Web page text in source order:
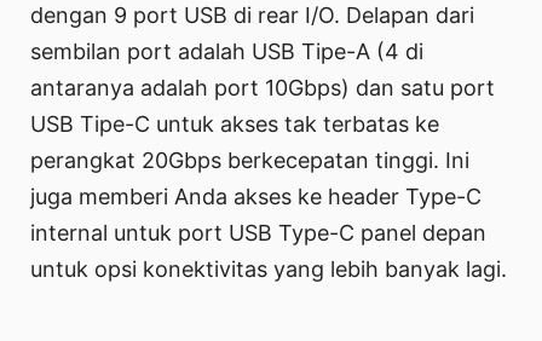
dengan 9 port USB di rear I/O. Delapan dari
sembilan port adalah USB Tipe-A (4 di
antaranya adalah port 10Gbps) dan satu port
USB Tipe-C untuk akses tak terbatas ke
perangkat 20Gbps berkecepatan tinggi. Ini
juga memberi Anda akses ke header Type-C
internal untuk port USB Type-C panel depan
untuk opsi konektivitas yang lebih banyak lagi.